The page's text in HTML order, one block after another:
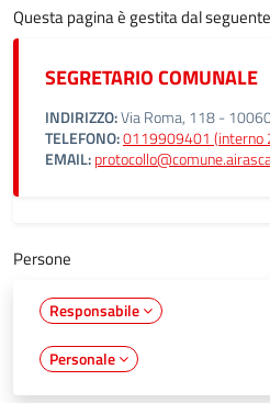
Questa pagina è gestita dal
SEGRETARIO COMUNALE
INDIRIZZO:Via Roma, 118 -
TELEFONO:0119909401 (interno
EMAIL:
Persone
Responsabile
Personale